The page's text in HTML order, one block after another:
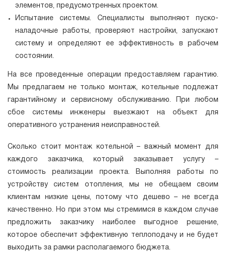
элементов, предусмотренных проектом.
Испытание системы. Специалисты выполняют пуско-
наладочные работы, проверяют настройки, запускают
систему и определяют ее эффективность в рабочем
состоянии.
На все проведенные операции предоставляем гарантию.
Мы предлагаем не только монтаж, котельные подлежат
гарантийному и сервисному обслуживанию. При любом
сбое системы инженеры выезжают на объект для
оперативного устранения неисправностей.
Сколько стоит монтаж котельной – важный момент для
каждого заказчика, который заказывает услугу –
стоимость реализации проекта. Выполняя работы по
устройству систем отопления, мы не обещаем своим
клиентам низкие цены, потому что дешево – не всегда
качественно. Но при этом мы стремимся в каждом случае
предложить заказчику наиболее выгодное решение,
которое обеспечит эффективную теплоподачу и не будет
выходить за рамки располагаемого бюджета.